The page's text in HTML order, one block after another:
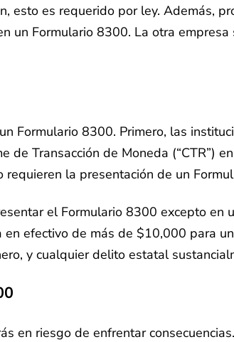
esto es requerido por ley. Además,
un Formulario 8300. La otra
Formulario 8300. Primero, las
Transacción de Moneda (“CTR”)
la presentación de un
el Formulario 8300 excepto en
efectivo de más de $10,000 para
y cualquier delito estatal
en riesgo de enfrentar